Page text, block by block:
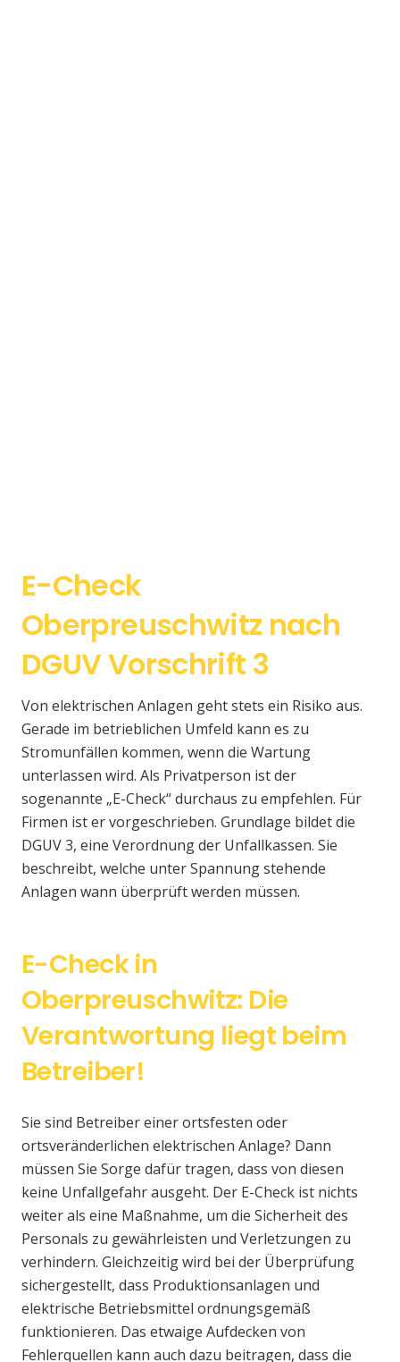
E-Check
Oberpreuschwitz nach
DGUV Vorschrift 3
Von elektrischen Anlagen geht stets ein Risiko aus.
Gerade im betrieblichen Umfeld kann es zu
Stromunfällen kommen, wenn die Wartung
unterlassen wird. Als Privatperson ist der
sogenannte „E-Check“ durchaus zu empfehlen. Für
Firmen ist er vorgeschrieben. Grundlage bildet die
DGUV 3, eine Verordnung der Unfallkassen. Sie
beschreibt, welche unter Spannung stehende
Anlagen wann überprüft werden müssen.
E-Check in
Oberpreuschwitz: Die
Verantwortung liegt beim
Betreiber!
Sie sind Betreiber einer ortsfesten oder
ortsveränderlichen elektrischen Anlage? Dann
müssen Sie Sorge dafür tragen, dass von diesen
keine Unfallgefahr ausgeht. Der E-Check ist nichts
weiter als eine Maßnahme, um die Sicherheit des
Personals zu gewährleisten und Verletzungen zu
verhindern. Gleichzeitig wird bei der Überprüfung
sichergestellt, dass Produktionsanlagen und
elektrische Betriebsmittel ordnungsgemäß
funktionieren. Das etwaige Aufdecken von
Fehlerquellen kann auch dazu beitragen, dass die